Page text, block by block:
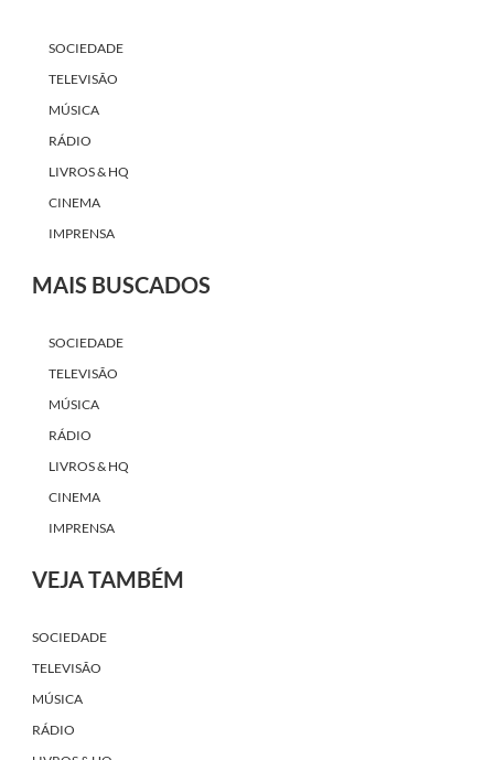
SOCIEDADE
TELEVISÃO
MÚSICA
RÁDIO
LIVROS & HQ
CINEMA
IMPRENSA
MAIS BUSCADOS
SOCIEDADE
TELEVISÃO
MÚSICA
RÁDIO
LIVROS & HQ
CINEMA
IMPRENSA
VEJA TAMBÉM
SOCIEDADE
TELEVISÃO
MÚSICA
RÁDIO